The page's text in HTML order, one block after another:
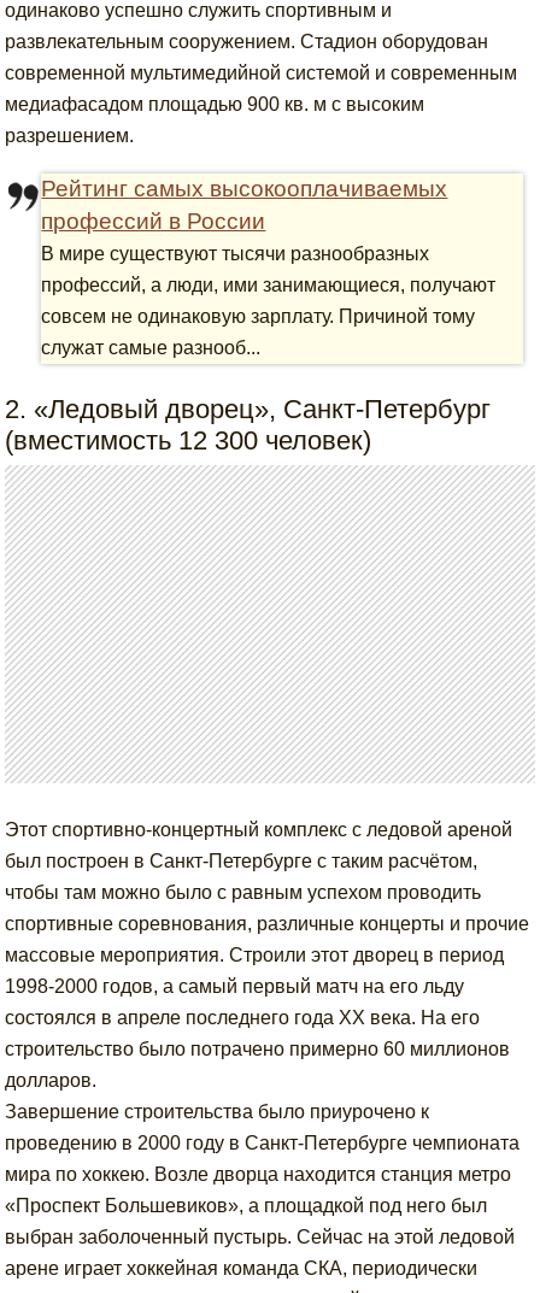
одинаково успешно служить спортивным и
развлекательным сооружением. Стадион оборудован
современной мультимедийной системой и современным
медиафасадом площадью 900 кв. м с высоким
разрешением.
Рейтинг самых высокооплачиваемых
профессий в России
В мире существуют тысячи разнообразных
профессий, а люди, ими занимающиеся, получают
совсем не одинаковую зарплату. Причиной тому
служат самые разнооб...
2. «Ледовый дворец», Санкт-Петербург
(вместимость 12 300 человек)
Этот спортивно-концертный комплекс с ледовой ареной
был построен в Санкт-Петербурге с таким расчётом,
чтобы там можно было с равным успехом проводить
спортивные соревнования, различные концерты и прочие
массовые мероприятия. Строили этот дворец в период
1998-2000 годов, а самый первый матч на его льду
состоялся в апреле последнего года XX века. На его
строительство было потрачено примерно 60 миллионов
долларов.
Завершение строительства было приурочено к
проведению в 2000 году в Санкт-Петербурге чемпионата
мира по хоккею. Возле дворца находится станция метро
«Проспект Большевиков», а площадкой под него был
выбран заболоченный пустырь. Сейчас на этой ледовой
арене играет хоккейная команда СКА, периодически